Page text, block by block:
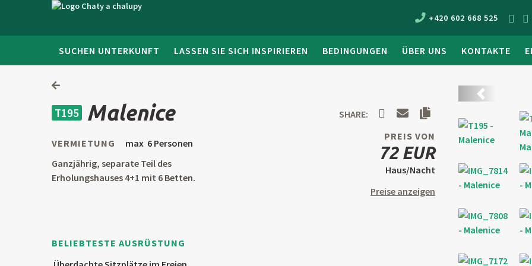
+420 602 668 525
SUCHEN UNTERKUNFT LASSEN SIE SICH INSPIRIEREN BEDINGUNGEN ÜBER UNS KONTAKTE
T195 Malenice SHARE:
Zurück
VERMIETUNG
max 6 Personen
Ganzjährig, separate Teil des
Erholungshauses 4+1 mit 6 Betten.
PREIS VON
72 EUR
Haus/Nacht
Preise anzeigen
BELIEBTESTE AUSRÜSTUNG